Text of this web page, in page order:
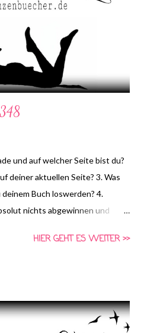
und auf welcher Seite bist du?
deiner aktuellen Seite? 3. Was
Buch loswerden? 4.
nichts abgewinnen und
für die vierte Frage machen!
auch nach Dienstag noch
bei einer Teilnahme das
HIER GEHT ES WEITER >>